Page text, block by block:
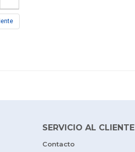
SERVICIO AL CLIENTE
Contacto